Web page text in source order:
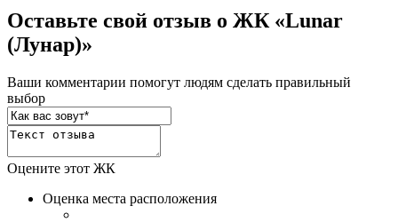
Оставьте свой отзыв о ЖК «Lunar
(Лунар)»
Ваши комментарии помогут людям сделать правильный
выбор
Оцените этот ЖК
Оценка места расположения